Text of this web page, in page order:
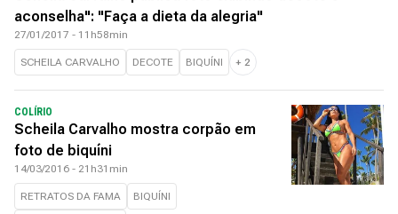
aconselha": "Faça a dieta da alegria"
27/01/2017 - 11h58min
SCHEILA CARVALHO DECOTE BIQUÍNI + 2
COLÍRIO
Scheila Carvalho mostra corpão em
foto de biquíni
14/03/2016 - 21h31min
RETRATOS DA FAMA BIQUÍNI